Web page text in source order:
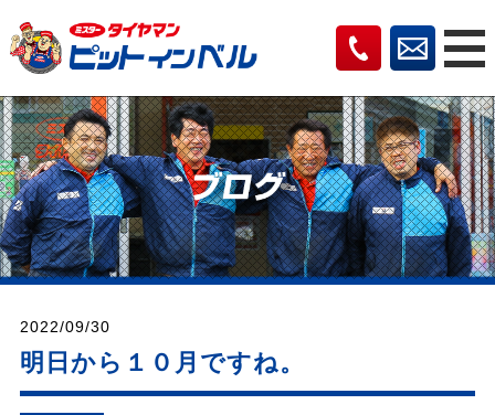
2022/09/30
明日から１０月ですね。